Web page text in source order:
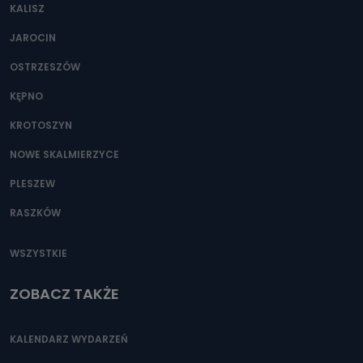
Można to zrobić pod numerem telefonu 62 735-51-05 lub
KALISZ
JAROCIN
OSTRZESZÓW
KĘPNO
KROTOSZYN
NOWE SKALMIERZYCE
PLESZEW
RASZKÓW
WSZYSTKIE
ZOBACZ TAKŻE
KALENDARZ WYDARZEŃ